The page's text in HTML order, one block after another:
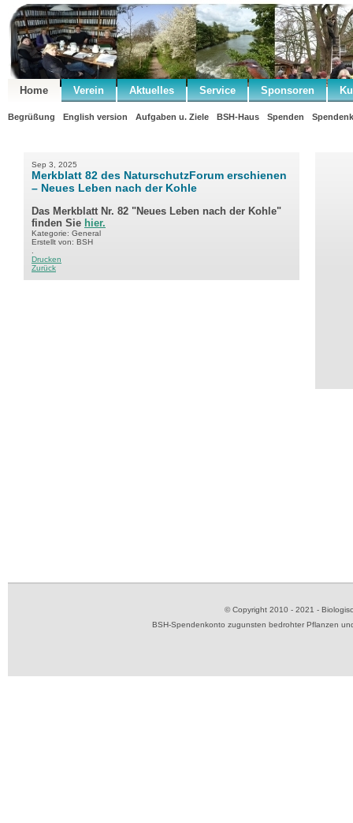
Home Verein Aktuelles Service Sponsoren
Begrüßung English version Aufgaben u. Ziele BSH-Haus Spenden
Sep 3, 2025
Merkblatt 82 des NaturschutzForum erschienen
– Neues Leben nach der Kohle
Das Merkblatt Nr. 82 "Neues Leben nach der Kohle"
finden Sie hier.
Kategorie: General
Erstellt von: BSH
Drucken
Zurück
© Copyright 2010 - 2021 -
BSH-Spendenkonto zugunsten bedrohter Pflanzen